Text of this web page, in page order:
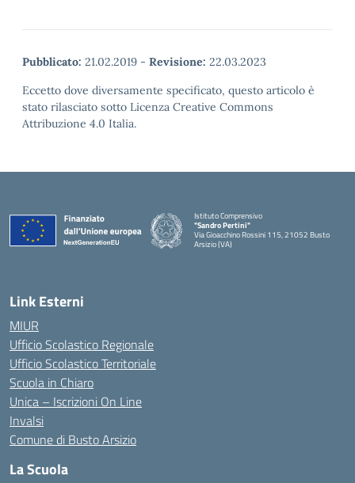
Pubblicato: 21.02.2019 - Revisione: 22.03.2023
Eccetto dove diversamente specificato, questo articolo è
stato rilasciato sotto Licenza Creative Commons
Attribuzione 4.0 Italia.
Istituto Comprensivo
"Sandro Pertini"
Via Gioacchino Rossini 115, 21052 Busto
Arsizio (VA)
Link Esterni
MIUR
Ufficio Scolastico Regionale
Ufficio Scolastico Territoriale
Scuola in Chiaro
Unica – Iscrizioni On Line
Invalsi
Comune di Busto Arsizio
La Scuola